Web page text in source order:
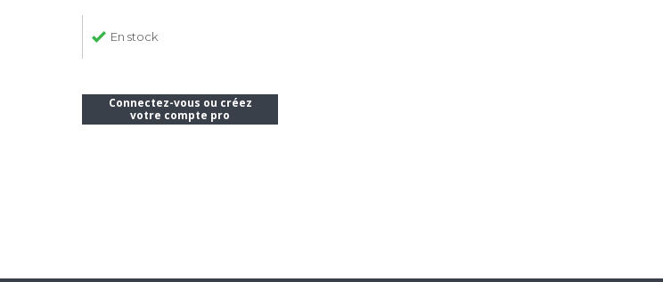
En stock
Connectez-vous ou créez
votre compte pro